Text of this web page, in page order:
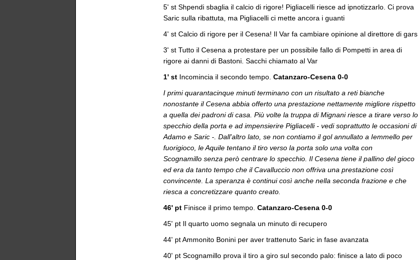
5' st Shpendi sbaglia il calcio di rigore! Pigliacelli riesce ad ipnotizzarlo. Ci prova
Saric sulla ribattuta, ma Pigliacelli ci mette ancora i guanti
4' st Calcio di rigore per il Cesena! Il Var fa cambiare opinione al direttore di gars
3' st Tutto il Cesena a protestare per un possibile fallo di Pompetti in area di
rigore ai danni di Bastoni. Sacchi chiamato al Var
1' st Incomincia il secondo tempo. Catanzaro-Cesena 0-0
I primi quarantacinque minuti terminano con un risultato a reti bianche
nonostante il Cesena abbia offerto una prestazione nettamente migliore rispetto
a quella dei padroni di casa. Più volte la truppa di Mignani riesce a tirare verso lo
specchio della porta e ad impensierire Pigliacelli - vedi soprattutto le occasioni di
Adamo e Saric -. Dall'altro lato, se non contiamo il gol annullato a Iemmello per
fuorigioco, le Aquile tentano il tiro verso la porta solo una volta con
Scognamillo senza però centrare lo specchio. Il Cesena tiene il pallino del gioco
ed era da tanto tempo che il Cavalluccio non offriva una prestazione così
convincente. La speranza è continui così anche nella seconda frazione e che
riesca a concretizzare quanto creato.
46' pt Finisce il primo tempo. Catanzaro-Cesena 0-0
45' pt Il quarto uomo segnala un minuto di recupero
44' pt Ammonito Bonini per aver trattenuto Saric in fase avanzata
40' pt Scognamillo prova il tiro a giro sul secondo palo: finisce a lato di poco